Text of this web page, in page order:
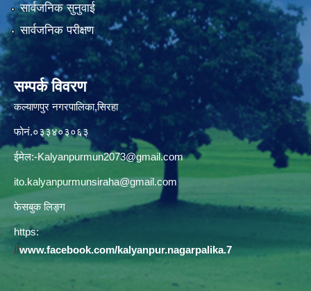
सार्वजनिक सुनुवाई
सार्वजनिक परीक्षण
सम्पर्क विवरण
कल्याणपुर नगरपालिका,सिरहा
फोनं.०३३४०३०६३
ईमेल:-Kalyanpurmun2073@gmail.com
ito.kalyanpurmunsiraha@gmail.com
फेसबुक लिङ्ग
https:
//www.facebook.com/kalyanpur.nagarpalika.7